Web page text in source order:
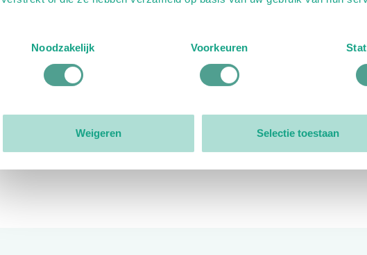
Noodzakelijk
Voorkeuren
Weigeren Selectie toestaan
Organisatie